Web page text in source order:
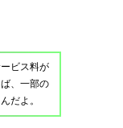
ビス料が
、一部の
だよ。